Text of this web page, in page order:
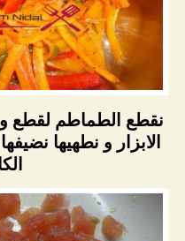
نقطع الطماطم لقطع
الابزار و نطهيها